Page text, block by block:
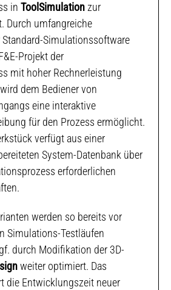
in ToolSimulationzur
Durch umfangreiche
Simulationssoftware
Projekt der
mit hoher Rechnerleistung
dem Bediener von
eine interaktive
für den Prozess ermöglicht.
verfügt aus einer
System-Datenbank über
erforderlichen
werden so bereits vor
Simulations-Testläufen
durch Modifikation der 3D-
weiter optimiert. Das
die Entwicklungszeit neuer